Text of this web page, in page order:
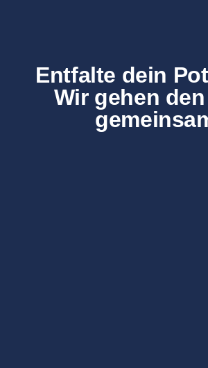
Entfalte dein
Wir gehen den